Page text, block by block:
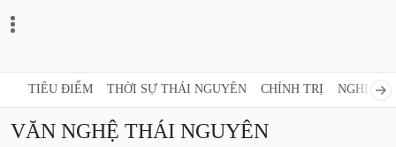
TIÊU ĐIỂM THỜI SỰ THÁI NGUYÊN CHÍNH TRỊ NGHỊ
VĂN NGHỆ THÁI NGUYÊN